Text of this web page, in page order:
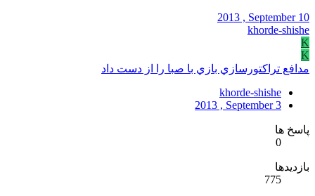
2013 , September 10
khorde-shishe
K
K
مدافع تراکتورسازي بازي با صبا را از دست داد
khorde-shishe
2013 , September 3
پاسخ ها
0
بازدیدها
775